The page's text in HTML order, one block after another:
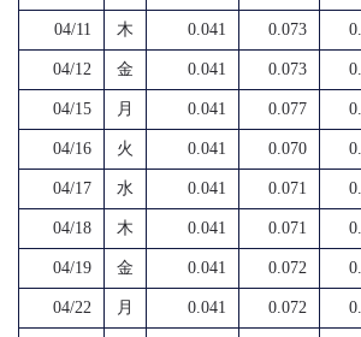
04/11 木 0.041 0.073
04/12 金 0.041 0.073
04/15 月 0.041 0.077
04/16 火 0.041 0.070
04/17 水 0.041 0.071
04/18 木 0.041 0.071
04/19 金 0.041 0.072
04/22 月 0.041 0.072